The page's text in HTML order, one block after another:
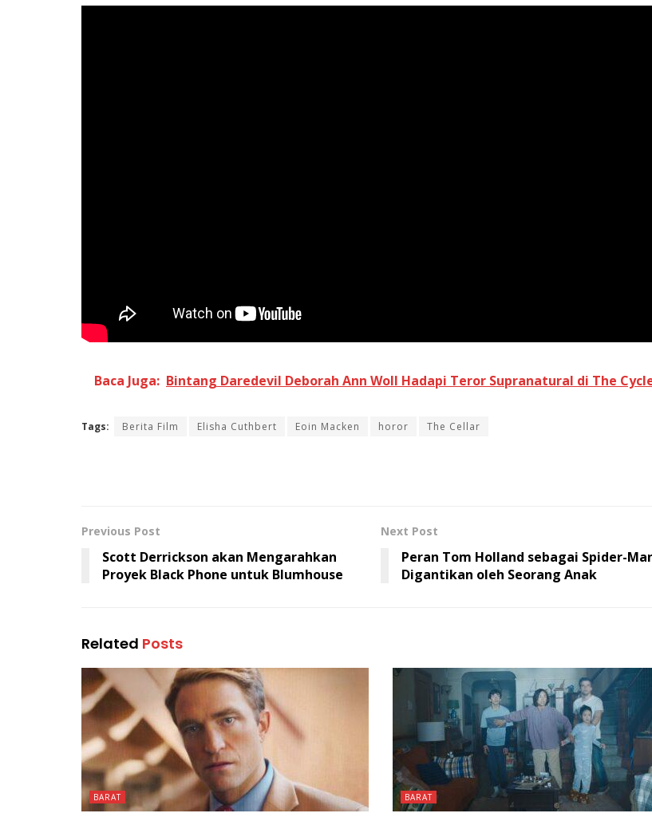
Baca Juga: Bintang Daredevil Deborah Ann Woll Hadapi Teror Supranatural di The
Tags: Berita Film Elisha Cuthbert Eoin Macken horor The Cellar
Previous Post
Scott Derrickson akan Mengarahkan
Proyek Black Phone untuk Blumhouse
Next Post
Peran Tom Holland sebagai Spider-
Digantikan oleh Seorang Anak
Related Posts
BARAT BARAT